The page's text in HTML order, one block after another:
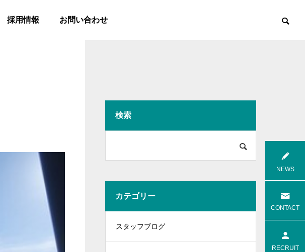
採用情報 お問い合わせ
共同住宅 みんとの里
8月花火 8月焼肉
高齢者等共
検索
カテゴリー
スタッフブログ
NEWS
CONTACT
RECRUIT